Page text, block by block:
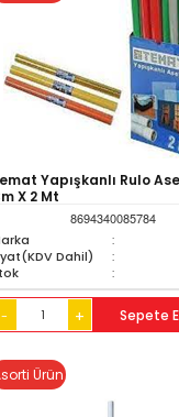
Yapışkanlı Rulo
X 2 Mt
8694340085784
:
Dahil) :
:
- + Sepete
Ürün